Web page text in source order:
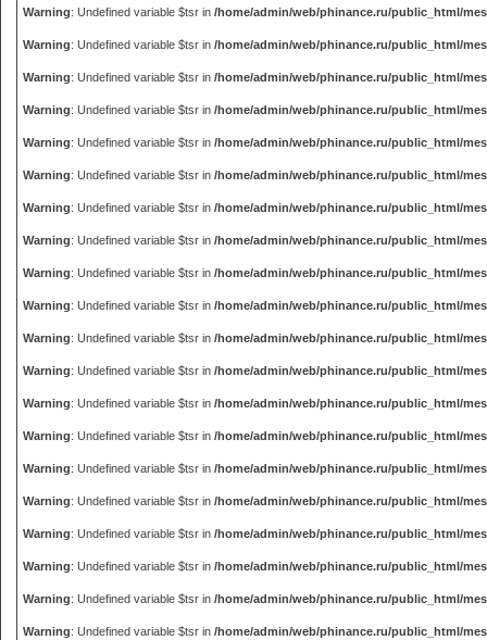
Warning: Undefined variable $tsr in /home/admin/web/phinance.ru/public_html/
Warning: Undefined variable $tsr in /home/admin/web/phinance.ru/public_html/
Warning: Undefined variable $tsr in /home/admin/web/phinance.ru/public_html/
Warning: Undefined variable $tsr in /home/admin/web/phinance.ru/public_html/
Warning: Undefined variable $tsr in /home/admin/web/phinance.ru/public_html/
Warning: Undefined variable $tsr in /home/admin/web/phinance.ru/public_html/
Warning: Undefined variable $tsr in /home/admin/web/phinance.ru/public_html/
Warning: Undefined variable $tsr in /home/admin/web/phinance.ru/public_html/
Warning: Undefined variable $tsr in /home/admin/web/phinance.ru/public_html/
Warning: Undefined variable $tsr in /home/admin/web/phinance.ru/public_html/
Warning: Undefined variable $tsr in /home/admin/web/phinance.ru/public_html/
Warning: Undefined variable $tsr in /home/admin/web/phinance.ru/public_html/
Warning: Undefined variable $tsr in /home/admin/web/phinance.ru/public_html/
Warning: Undefined variable $tsr in /home/admin/web/phinance.ru/public_html/
Warning: Undefined variable $tsr in /home/admin/web/phinance.ru/public_html/
Warning: Undefined variable $tsr in /home/admin/web/phinance.ru/public_html/
Warning: Undefined variable $tsr in /home/admin/web/phinance.ru/public_html/
Warning: Undefined variable $tsr in /home/admin/web/phinance.ru/public_html/
Warning: Undefined variable $tsr in /home/admin/web/phinance.ru/public_html/
Warning: Undefined variable $tsr in /home/admin/web/phinance.ru/public_html/